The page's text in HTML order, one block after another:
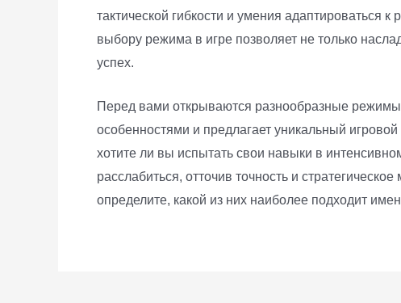
тактической гибкости и умения адаптироваться
выбору режима в игре позволяет не только
успех.
Перед вами открываются разнообразные
особенностями и предлагает уникальный
хотите ли вы испытать свои навыки в
расслабиться, отточив точность и
определите, какой из них наиболее подходит